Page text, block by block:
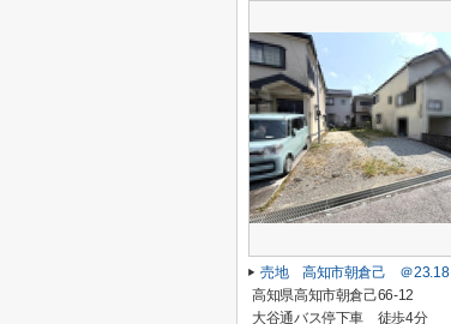
売地 高知市朝倉己 ＠23.18
高知県高知市朝倉己66-12
大谷通バス停下車 徒歩4分